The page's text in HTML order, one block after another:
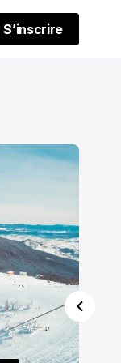
S’inscrire
S’inscrire